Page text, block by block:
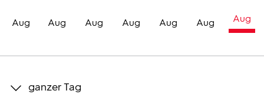
Trailer
Bilder
Aug Aug Aug Aug Aug Aug Aug
ganzer Tag